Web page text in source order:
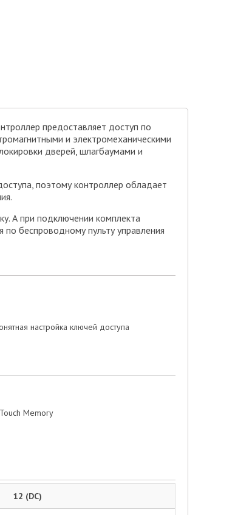
предоставляет доступ по
и электромеханическими
дверей, шлагбаумами и
поэтому контроллер обладает
А при подключении комплекта
по беспроводному пульту управления
настройка ключей доступа
Memory
12 (DC)